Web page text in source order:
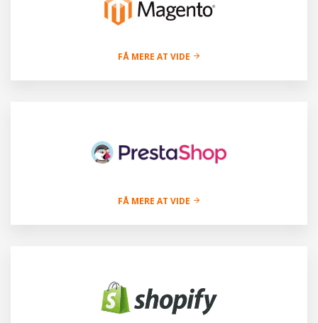
FÅ MERE AT VIDE
FÅ MERE AT VIDE